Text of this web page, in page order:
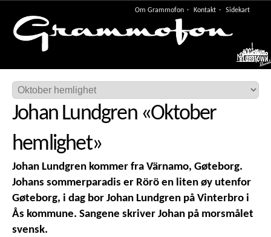
Om Grammofon Kontakt Sidekart
Meny
Johan Lundgren«Oktober
hemlighet»
Johan Lundgren kommer fra Värnamo, Gøteborg.
Johans sommerparadis er Rörö en liten øy utenfor
Gøteborg, i dag bor Johan Lundgren på Vinterbro i
Ås kommune. Sangene skriver Johan på morsmålet
svensk.